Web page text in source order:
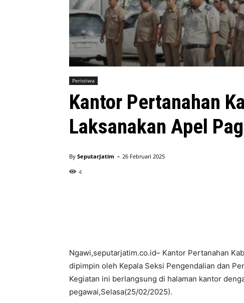
Peristiwa
Kantor Pertanahan
Laksanakan Apel
By SeputarJatim - 26 Februari 2025
4
Ngawi,seputarjatim.co.id– Kantor Pertanahan
dipimpin oleh Kepala Seksi Pengendalian dan
Kegiatan ini berlangsung di halaman kantor
pegawai,Selasa(25/02/2025).